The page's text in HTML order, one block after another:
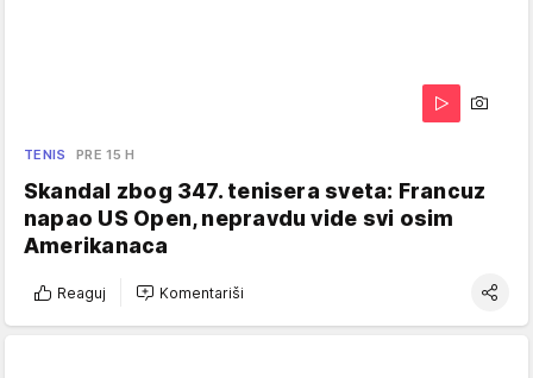
TENIS PRE 15 H
Skandal zbog 347. tenisera sveta: Francuz
napao US Open, nepravdu vide svi osim
Amerikanaca
Reaguj Komentariši